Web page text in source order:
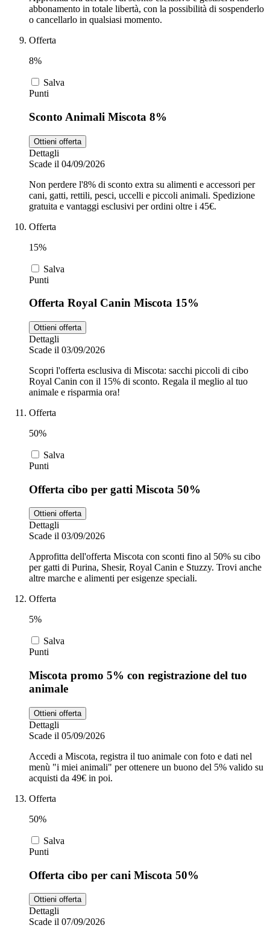
abbonamento in totale libertà, con la possibilità di sospenderlo
o cancellarlo in qualsiasi momento.
Offerta
8%
Salva
Punti
Sconto Animali Miscota 8%
Ottieni offerta
Dettagli
Scade il 04/09/2026
Non perdere l'8% di sconto extra su alimenti e accessori per
cani, gatti, rettili, pesci, uccelli e piccoli animali. Spedizione
gratuita e vantaggi esclusivi per ordini oltre i 45€.
Offerta
15%
Salva
Punti
Offerta Royal Canin Miscota 15%
Ottieni offerta
Dettagli
Scade il 03/09/2026
Scopri l'offerta esclusiva di Miscota: sacchi piccoli di cibo
Royal Canin con il 15% di sconto. Regala il meglio al tuo
animale e risparmia ora!
Offerta
50%
Salva
Punti
Offerta cibo per gatti Miscota 50%
Ottieni offerta
Dettagli
Scade il 03/09/2026
Approfitta dell'offerta Miscota con sconti fino al 50% su cibo
per gatti di Purina, Shesir, Royal Canin e Stuzzy. Trovi anche
altre marche e alimenti per esigenze speciali.
Offerta
5%
Salva
Punti
Miscota promo 5% con registrazione del tuo
animale
Ottieni offerta
Dettagli
Scade il 05/09/2026
Accedi a Miscota, registra il tuo animale con foto e dati nel
menù "i miei animali" per ottenere un buono del 5% valido su
acquisti da 49€ in poi.
Offerta
50%
Salva
Punti
Offerta cibo per cani Miscota 50%
Ottieni offerta
Dettagli
Scade il 07/09/2026